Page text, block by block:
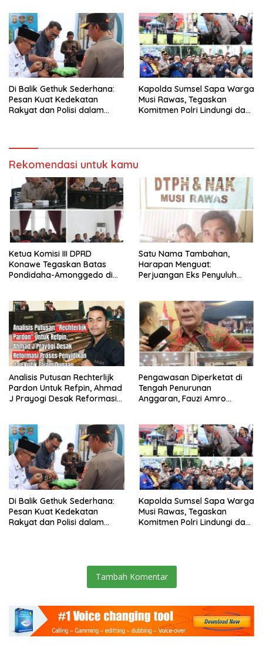
Musi Rawas
Di Balik Gethuk Sederhana:
Pesan Kuat Kedekatan
Rakyat dan Polisi dalam
Kapolda Sumsel Sapa Warga
Musi Rawas, Tegaskan
Komitmen Polri Lindungi dan
Rekomendasi untuk kamu
Ketua Komisi III DPRD
Konawe Tegaskan Batas
Pondidaha-Amonggedo di
Satu Nama Tambahan,
Harapan Menguat:
Perjuangan Eks Penyuluh
Analisis Putusan Rechterlijk
Pardon Untuk Refpin, Ahmad
J Prayogi Desak Reformasi
Pengawasan Diperketat di
Tengah Penurunan
Anggaran, Fauzi Amro
Musi Rawas
Di Balik Gethuk Sederhana:
Pesan Kuat Kedekatan
Rakyat dan Polisi dalam
Kapolda Sumsel Sapa Warga
Musi Rawas, Tegaskan
Komitmen Polri Lindungi dan
Tambah Komentar